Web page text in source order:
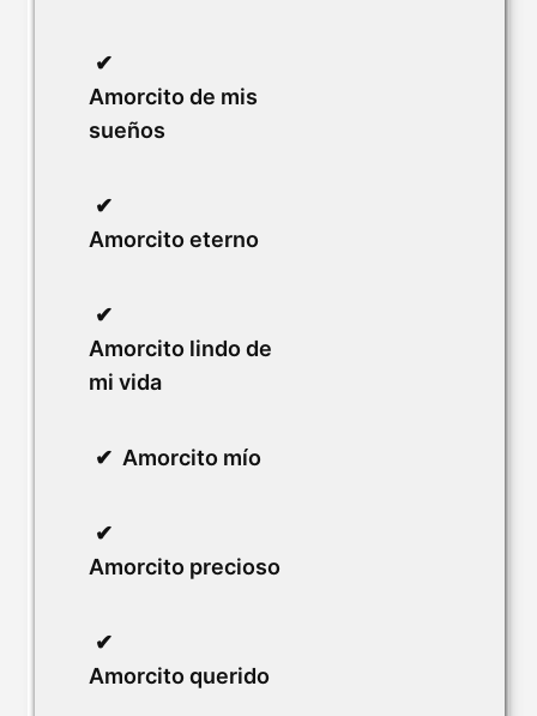
Amorcito de mis
sueños
Amorcito eterno
Amorcito lindo de
mi vida
Amorcito mío
Amorcito precioso
Amorcito querido